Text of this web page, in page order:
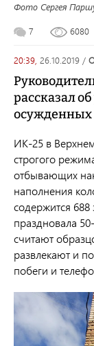
Фото Сергея
7 6080
20:39, 26.10.2019 /
рассказал
осужденных
ИК-25 в
строгого
отбывающих
наполнения
содержится
праздновала
считают
развлекают и
побеги и